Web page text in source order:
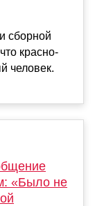
сборной
красно-
человек.
«Было не